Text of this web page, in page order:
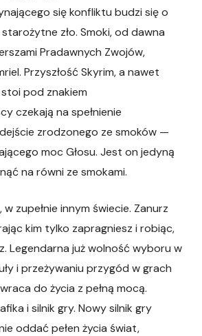
się konfliktu budzi się o
zło. Smoki, od dawna
Pradawnych Zwojów,
Przyszłość Skyrim, a nawet
stoi pod znakiem
czekają na spełnienie
zrodzonego ze smoków —
moc Głosu. Jest on jedyną
na równi ze smokami.
w zupełnie innym świecie. Zanurz
kim tylko zapragniesz i robiąc,
Legendarna już wolność wyboru w
i przeżywaniu przygód w grach
do życia z pełną mocą.
i silnik gry. Nowy silnik gry
oddać pełen życia świat,